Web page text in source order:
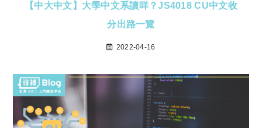
【中大中文】大學中文系讀咩？JS4018 CU中文收
分出路一覽
2022-04-16